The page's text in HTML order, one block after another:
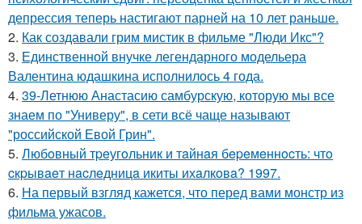
депрессия теперь настигают парней на 10 лет раньше.
2. Как создавали грим мистик в фильме "Люди Икс"?
3. Единственной внучке легендарного модельера
Валентина юдашкина исполнилось 4 года.
4. 39-Летнюю Анастасию самбурскую, которую мы все
знаем по "Универу", в сети всё чаще называют
"российской Евой Грин".
5. Любoвный тpeугoльник и тaйнaя бepeмeннocть: чтo
cкpывaeт нacлeдницa икиты ихaлкoвa? 1997.
6. На первый взгляд кажется, что перед вами монстр из
фильма ужасов.